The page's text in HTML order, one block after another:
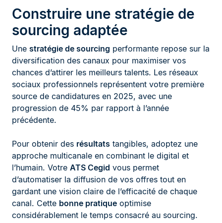
Construire une stratégie de
sourcing adaptée
Une stratégie de sourcing performante repose sur la
diversification des canaux pour maximiser vos
chances d’attirer les meilleurs talents. Les réseaux
sociaux professionnels représentent votre première
source de candidatures en 2025, avec une
progression de 45% par rapport à l’année
précédente.
Pour obtenir des résultats tangibles, adoptez une
approche multicanale en combinant le digital et
l’humain. Votre ATS Cegid vous permet
d’automatiser la diffusion de vos offres tout en
gardant une vision claire de l’efficacité de chaque
canal. Cette bonne pratique optimise
considérablement le temps consacré au sourcing.